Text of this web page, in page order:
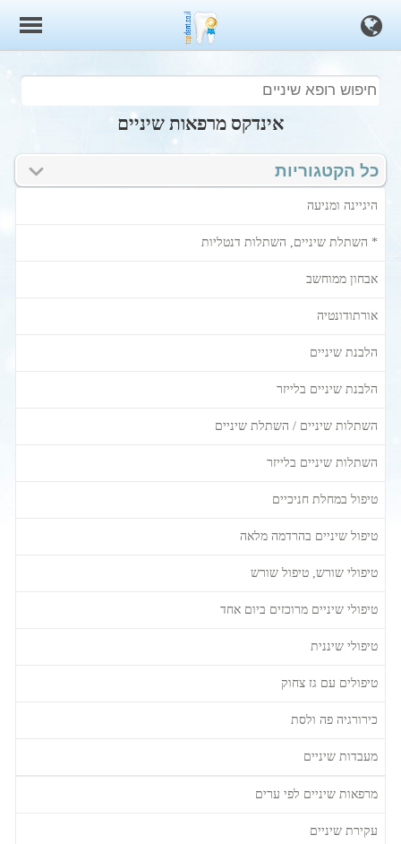
אינדקס מרפאות שיניים
כל הקטגוריות
היגיינה ומניעה
* השתלת שיניים, השתלות דנטליות
אבחון ממוחשב
אורתודונטיה
הלבנת שיניים
הלבנת שיניים בלייזר
השתלות שיניים / השתלת שיניים
השתלות שיניים בלייזר
טיפול במחלת חניכיים
טיפול שיניים בהרדמה מלאה
טיפולי שורש, טיפול שורש
טיפולי שיניים מרוכזים ביום אחד
טיפולי שיננית
טיפולים עם גז צחוק
כירורגיה פה ולסת
מעבדות שיניים
מרפאות שיניים לפי ערים
עקירת שיניים